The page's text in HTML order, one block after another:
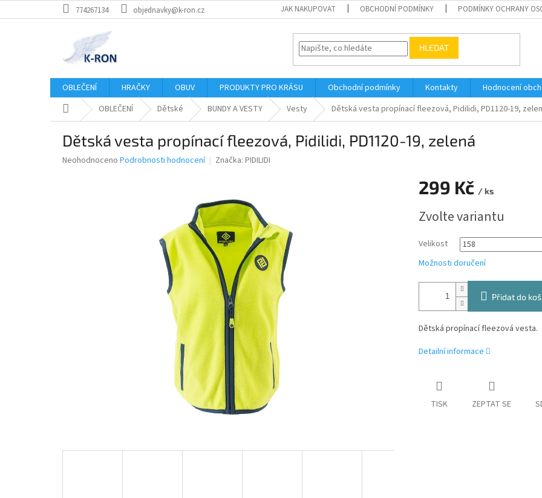
na
774267134 objednavky@k-ron.cz JAK NAKUPOVAT OBCHODNÍ PODMÍNKY PODMÍNKY OCHRANY
HLEDAT
OBLEČENÍ HRAČKY OBUV PRODUKTY PRO KRÁSU Obchodní podmínky Kontakty Hodnocení
Domů OBLEČENÍ Dětské BUNDY A VESTY Vesty Dětská vesta propínací fleezová, Pidilidi, PD1120-19,
Dětská vesta propínací fleezová, Pidilidi, PD1120-19, zelená
Průměrné
Neohodnoceno Podrobnosti hodnocení Značka: PIDILIDI
299 Kč / ks
cena:
Zvolte variantu
Velikost
Možnosti doručení
Přidat do
Dětská propínací fleezová vesta.
Detailní informace
TISK ZEPTAT SE